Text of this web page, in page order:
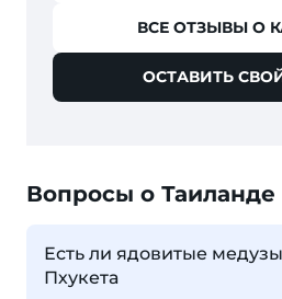
ВСЕ ОТЗЫВЫ О
ОСТАВИТЬ
Вопросы о Таиланде
Есть ли ядовитые
Пхукета